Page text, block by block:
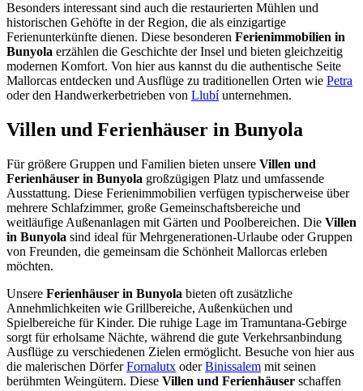
Besonders interessant sind auch die restaurierten Mühlen und
historischen Gehöfte in der Region, die als einzigartige
Ferienunterkünfte dienen. Diese besonderen Ferienimmobilien in
Bunyola erzählen die Geschichte der Insel und bieten gleichzeitig
modernen Komfort. Von hier aus kannst du die authentische Seite
Mallorcas entdecken und Ausflüge zu traditionellen Orten wie Petra
oder den Handwerkerbetrieben von Llubíunternehmen.
Villen und Ferienhäuser in Bunyola
Für größere Gruppen und Familien bieten unsere Villen und
Ferienhäuser in Bunyola großzügigen Platz und umfassende
Ausstattung. Diese Ferienimmobilien verfügen typischerweise über
mehrere Schlafzimmer, große Gemeinschaftsbereiche und
weitläufige Außenanlagen mit Gärten und Poolbereichen. Die Villen
in Bunyola sind ideal für Mehrgenerationen-Urlaube oder Gruppen
von Freunden, die gemeinsam die Schönheit Mallorcas erleben
möchten.
Unsere Ferienhäuser in Bunyola bieten oft zusätzliche
Annehmlichkeiten wie Grillbereiche, Außenküchen und
Spielbereiche für Kinder. Die ruhige Lage im Tramuntana-Gebirge
sorgt für erholsame Nächte, während die gute Verkehrsanbindung
Ausflüge zu verschiedenen Zielen ermöglicht. Besuche von hier aus
die malerischen DörferFornalutx oderBinissalem mit seinen
berühmten Weingütern. Diese Villen und Ferienhäuser schaffen